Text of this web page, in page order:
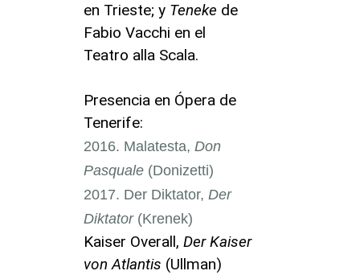
en Trieste; y Teneke de
Fabio Vacchi en el
Teatro alla Scala.
Presencia en Ópera de
Tenerife:
Malatesta, Don
Pasquale (Donizetti)
Der Diktator, Der
Diktator(Krenek)
Kaiser Overall, Der Kaiser
von Atlantis (Ullman)